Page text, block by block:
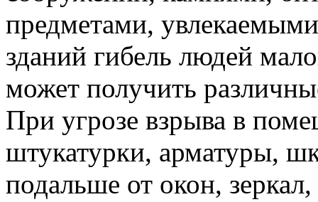
предметами,
зданий гибель людей
может получить
При угрозе взрыва в
штукатурки, арматуры,
подальше от окон,